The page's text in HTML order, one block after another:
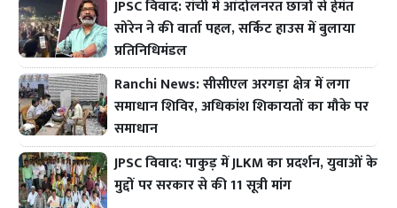
JPSC विवाद: रांची में आंदोलनरत छात्रों से हेमंत
सोरेन ने की वार्ता पहल, सर्किट हाउस में बुलाया
प्रतिनिधिमंडल
Ranchi News: सीसीएल अरगड़ा क्षेत्र में लगा
समाधान शिविर, अधिकांश शिकायतों का मौके पर
समाधान
JPSC विवाद: पाकुड़ में JLKM का प्रदर्शन, युवाओं के
मुद्दों पर सरकार से की 11 सूत्री मांग